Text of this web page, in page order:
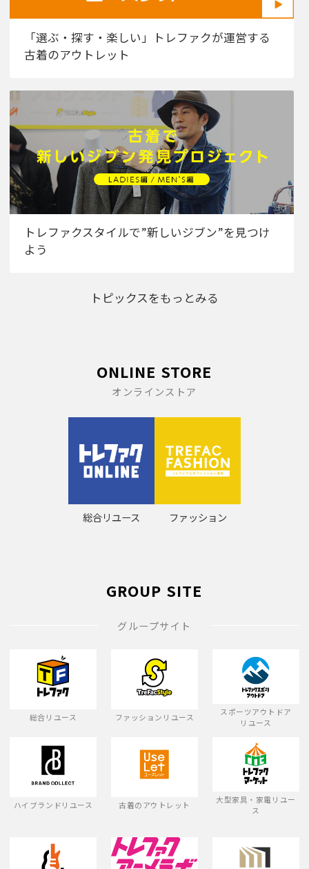
「選ぶ・探す・楽しい」トレファクが運営する
古着のアウトレット
トレファクスタイルで”新しいジブン”を見つけ
よう
トピックスをもっとみる
ONLINE STORE
オンラインストア
総合リユース ファッション
GROUP SITE
グループサイト
総合リユース ファッションリユース
スポーツアウトドア
リユース
ハイブランドリユース 古着のアウトレット
大型家具・家電リユー
ス